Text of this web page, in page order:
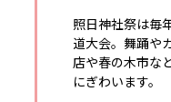
照日神社祭は毎
道大会。舞踊や
店や春の木市な
にぎわいます。